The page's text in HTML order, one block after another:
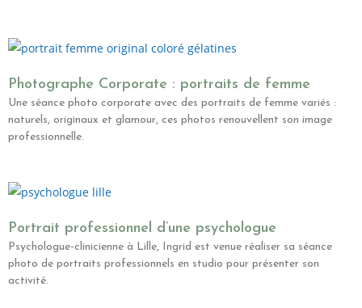
Photographe Corporate : portraits de femme
Une séance photo corporate avec des portraits de femme variés :
naturels, originaux et glamour, ces photos renouvellent son image
professionnelle.
Portrait professionnel d’une psychologue
Psychologue-clinicienne à Lille, Ingrid est venue réaliser sa séance
photo de portraits professionnels en studio pour présenter son
activité.